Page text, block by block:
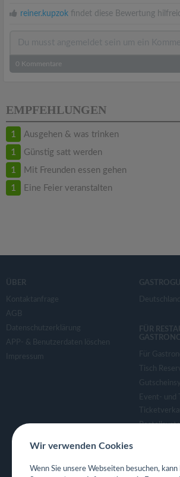
reiner.kupzok findet diese Bewertung
0 Kommentare
EMPFEHLUNGEN
1 Ausgehen & was trinken
1 Günstig satt werden
1 Mit Freunden essen gehen
1 Eine Feier veranstalten
ÜBER
Kontaktanfrage
AGB
Datenschutzerklärung
APP- & Benutzerdaten löschen
Impressum
Deutschland
FÜR
Für
Tisch
Event- und
Eigene App
Wir verwenden Cookies
Wenn Sie unsere Webseiten besuchen, kann